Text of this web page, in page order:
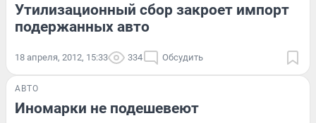
Утилизационный сбор закроет импорт
подержанных авто
18 апреля, 2012, 15:33 334 Обсудить
АВТО
Иномарки не подешевеют